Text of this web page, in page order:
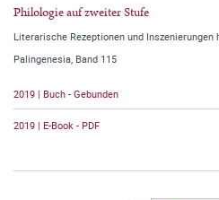
Philologie auf zweiter Stufe
Literarische Rezeptionen und
Palingenesia, Band 115
2019 | Buch - Gebunden
2019 | E-Book - PDF